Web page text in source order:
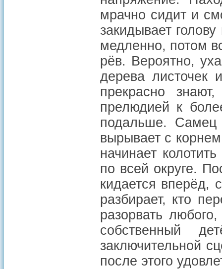
мрачно сидит и
закидывает
медленно, потом
рёв. Вероятно,
дерева
прекрасно
прелюдией к
подальше. Самец
вырывает с
начинает
по всей округе.
кидается вперёд,
разбирает, кто
разорвать
собственный
заключительной
после этого